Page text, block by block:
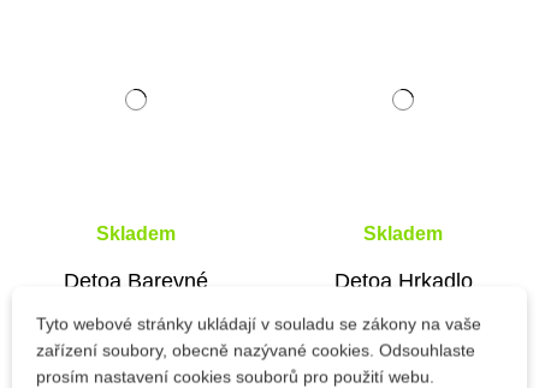
Skladem
Detoa Barevné
Skladem
Detoa Hrkadlo
Tyto webové stránky ukládají v souladu se zákony na vaše
zařízení soubory, obecně nazývané cookies. Odsouhlaste
prosím nastavení cookies souborů pro použití webu.